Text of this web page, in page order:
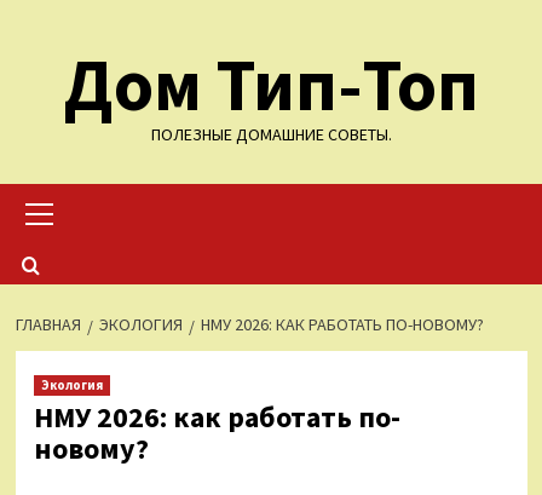
содержимомуДом Тип-Топ
ПОЛЕЗНЫЕ ДОМАШНИЕ СОВЕТЫ.
меню
ГЛАВНАЯ ЭКОЛОГИЯ НМУ 2026: КАК РАБОТАТЬ ПО-НОВОМУ?
Экология
НМУ 2026: как работать по-
новому?